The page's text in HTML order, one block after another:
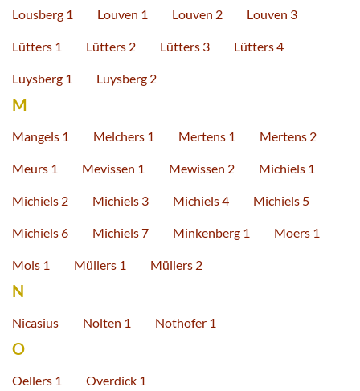
Lousberg 1 Louven 1 Louven 2 Louven 3
Lütters 1 Lütters 2 Lütters 3 Lütters 4
Luysberg 1 Luysberg 2
M
Mangels 1 Melchers 1 Mertens 1 Mertens 2
Meurs 1 Mevissen 1 Mewissen 2 Michiels 1
Michiels 2 Michiels 3 Michiels 4 Michiels 5
Michiels 6 Michiels 7 Minkenberg 1 Moers 1
Mols 1 Müllers 1 Müllers 2
N
Nicasius Nolten 1 Nothofer 1
O
Oellers 1 Overdick 1